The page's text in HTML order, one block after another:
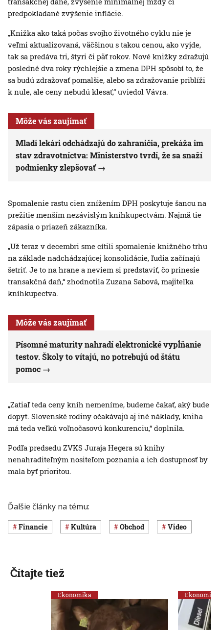
predpokladané zvýšenie inflácie.
„Knižka ako taká počas svojho životného cyklu nie je
veľmi aktualizovaná, väčšinou s takou cenou, ako vyjde,
tak sa predáva tri, štyri či päť rokov. Nové knižky zdražujú
posledné dva roky rýchlejšie a zmena DPH spôsobí to, že
sa budú zdražovať pomalšie, alebo sa zdražovanie priblíži
k nule, ale ceny nebudú klesať,“ uviedol Vávra.
Môže vás zaujímať
Mladí lekári odchádzajú do zahraničia, prekáža im
stav zdravotníctva: Ministerstvo tvrdí, že sa snaží
podmienky zlepšovať
Spomalenie rastu cien znížením DPH poskytuje šancu na
prežitie menším nezávislým kníhkupectvám. Najmä tie
zápasia o priazeň zákazníka.
„Už teraz v decembri sme cítili spomalenie knižného trhu
na základe nadchádzajúcej konsolidácie, ľudia začínajú
šetriť. Je to na hrane a neviem si predstaviť, čo prinesie
transakčná daň,“ zhodnotila Zuzana Sabová, majiteľka
kníhkupectva.
Môže vás zaujímať
Písomné maturity nahradí elektronické vypĺňanie
testov. Školy to vítajú, no potrebujú od štátu
pomoc
„Zatiaľ teda ceny kníh nemeníme, budeme čakať, aký bude
dopyt. Slovenské rodiny očakávajú aj iné náklady, kniha
má teda veľkú voľnočasovú konkurenciu,“ doplnila.
Podľa predsedu ZVKS Juraja Hegera sú knihy
nenahraditeľným nositeľom poznania a ich dostupnosť by
mala byť prioritou.
Ďalšie články na tému:
Financie Kultúra obchod Video
Čítajte tiež
Ekonomika Ekonomika